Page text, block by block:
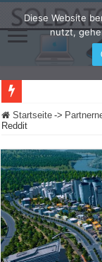
LEGO Star Wars: Die
Startseite ->
Reddit
Diese Website
nutzt,